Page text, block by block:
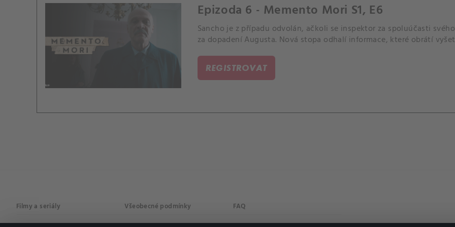
Epizoda 6 - Memento Mori S1, E6
Sancho je z případu odvolán, ačkoli se inspektor za spoluúčasti
za dopadení Augusta. Nová stopa odhalí informace, které obrátí
REGISTROVAT
Filmy a seriály Všeobecné podmínky FAQ